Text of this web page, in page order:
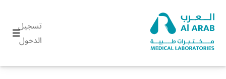
تسجيل
الدخول